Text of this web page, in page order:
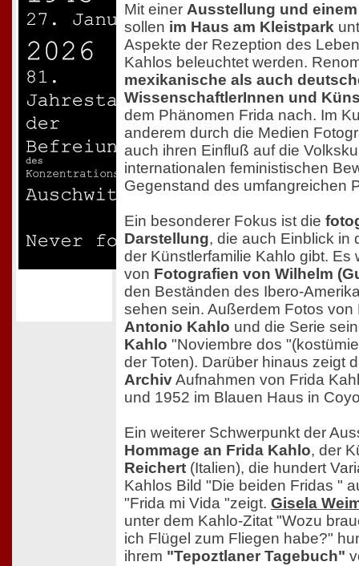
Mit einer Ausstellung und
sollen im Haus am Kleistpark
Aspekte der Rezeption des
Kahlos beleuchtet werden.
mexikanische als auch
WissenschaftlerInnen und
dem Phänomen Frida nach. Im
anderem durch die Medien
auch ihren Einfluß auf die
internationalen feministischen
Gegenstand des umfangreichen
Ein besonderer Fokus ist die
Darstellung, die auch Einblick in
der Künstlerfamilie Kahlo gibt. Es
von Fotografien von Wilhelm
den Beständen des Ibero-
sehen sein. Außerdem Fotos von
Antonio Kahlo und die Serie
Kahlo "Noviembre dos
der Toten). Darüber hinaus zeigt
ArchivAufnahmen von Frida
und 1952 im Blauen Haus in
Ein weiterer Schwerpunkt der
Hommage an Frida Kahlo, der
Reichert (Italien), die hundert
Kahlos Bild "Die beiden Fridas "
"Frida mi Vida "zeigt. Gisela
unter dem Kahlo-Zitat "Wozu
ich Flügel zum Fliegen habe?"
ihrem "Tepoztlaner Tagebuch"